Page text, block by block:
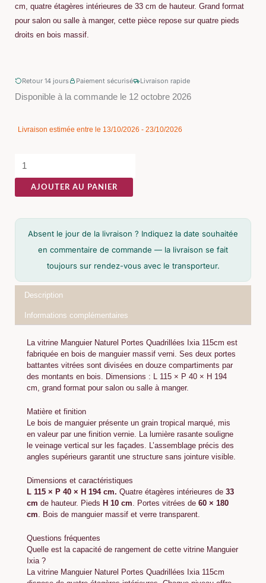
cm, quatre étagères intérieures de 33 cm de hauteur. Grand format
pour salon ou salle à manger, cette pièce repose sur quatre pieds
droits en bois massif.
Retour 14 jours Paiement sécurisé Livraison rapide
Disponible à la commande le 12 octobre 2026
Livraison estimée entre le 13/10/2026 - 23/10/2026
quantité
Vitrine
Ixia
115cm
AJOUTER AU PANIER
Absent le jour de la livraison ? Indiquez la date souhaitée
en commentaire de commande — la livraison se fait
toujours sur rendez-vous avec le transporteur.
Description
Informations complémentaires
La vitrine Manguier Naturel Portes Quadrillées Ixia 115cm est
fabriquée en bois de manguier massif verni. Ses deux portes
battantes vitrées sont divisées en douze compartiments par
des montants en bois. Dimensions : L 115 × P 40 × H 194
cm, grand format pour salon ou salle à manger.
Matière et finition
Le bois de manguier présente un grain tropical marqué, mis
en valeur par une finition vernie. La lumière rasante souligne
le veinage vertical sur les façades. L’assemblage précis des
angles supérieurs garantit une structure sans jointure visible.
Dimensions et caractéristiques
L 115 × P 40 × H 194 cm. Quatre étagères intérieures de 33
cm de hauteur. Pieds H 10 cm . Portes vitrées de 60 × 180
cm . Bois de manguier massif et verre transparent.
Questions fréquentes
Quelle est la capacité de rangement de cette vitrine Manguier
Ixia ?
La vitrine Manguier Naturel Portes Quadrillées Ixia 115cm